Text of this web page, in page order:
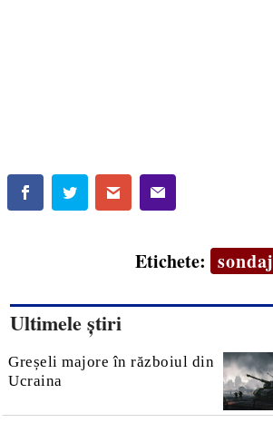
Etichete: sondaj
Ultimele știri
Greșeli majore în războiul din
Ucraina